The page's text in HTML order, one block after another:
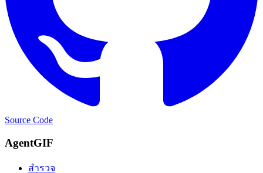
Source Code
AgentGIF
สำรวจ